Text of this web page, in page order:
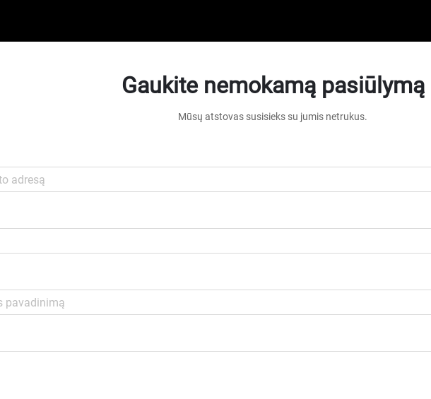
Gaukite nemokamą pasiūlymą
Mūsų atstovas susisieks su jumis netrukus.